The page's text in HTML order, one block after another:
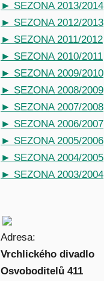
► SEZONA 2013/2014
► SEZONA 2012/2013
► SEZONA 2011/2012
► SEZONA 2010/2011
► SEZONA 2009/2010
► SEZONA 2008/2009
► SEZONA 2007/2008
► SEZONA 2006/2007
► SEZONA 2005/2006
► SEZONA 2004/2005
► SEZONA 2003/2004
Adresa:
Vrchlického divadlo
Osvoboditelů 411